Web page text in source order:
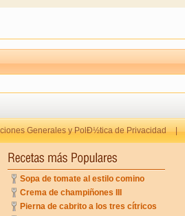
Generales y PolÐ½tica de Privacidad |
Sopa de tomate al estilo comino
Crema de champiñones III
Pierna de cabrito a los tres cítricos